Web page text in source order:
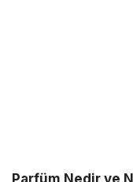
Parfüm Nedir ve